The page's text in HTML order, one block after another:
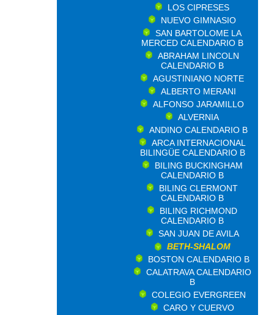
LOS CIPRESES
NUEVO GIMNASIO
SAN BARTOLOME LA
MERCED CALENDARIO B
ABRAHAM LINCOLN
CALENDARIO B
AGUSTINIANO NORTE
ALBERTO MERANI
ALFONSO JARAMILLO
ALVERNIA
ANDINO CALENDARIO B
ARCA INTERNACIONAL
BILINGÜE CALENDARIO B
BILING BUCKINGHAM
CALENDARIO B
BILING CLERMONT
CALENDARIO B
BILING RICHMOND
CALENDARIO B
SAN JUAN DE AVILA
BETH-SHALOM
BOSTON CALENDARIO B
CALATRAVA CALENDARIO
B
COLEGIO EVERGREEN
CARO Y CUERVO